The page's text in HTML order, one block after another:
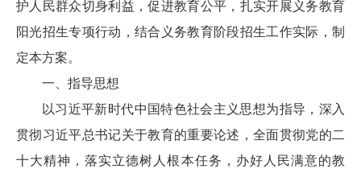
护人民群众切身利益，促进教育公平，扎实开展义务教育
阳光招生专项行动，结合义务教育阶段招生工作实际，制
定本方案。
一、指导思想
以习近平新时代中国特色社会主义思想为指导，深入
贯彻习近平总书记关于教育的重要论述，全面贯彻党的二
十大精神，落实立德树人根本任务，办好人民满意的教